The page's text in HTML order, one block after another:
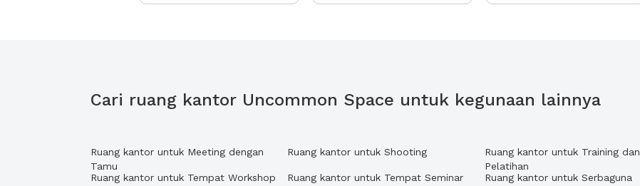
Cari ruang kantor Uncommon Space untuk kegunaan lainnya
Ruang kantor untuk Meeting dengan
Tamu
Ruang kantor untuk Shooting
Ruang kantor untuk Training dan
Pelatihan
Ruang kantor untuk Tempat Workshop Ruang kantor untuk Tempat Seminar Ruang kantor untuk Serbaguna